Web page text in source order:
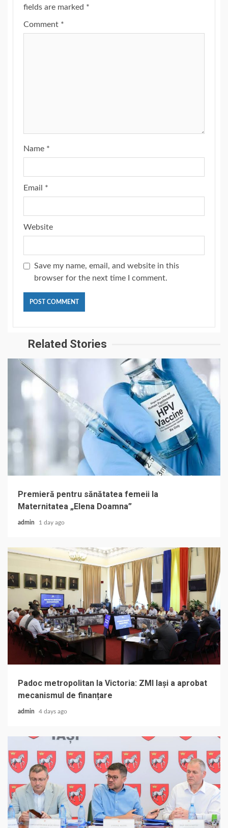
fields are marked *
Comment *
Name *
Email *
Website
Save my name, email, and website in this
browser for the next time I comment.
Related Stories
Premieră pentru sănătatea femeii la
Maternitatea „Elena Doamna”
admin 1 day ago
Padoc metropolitan la Victoria: ZMI Iași a aprobat
mecanismul de finanțare
admin 4 days ago